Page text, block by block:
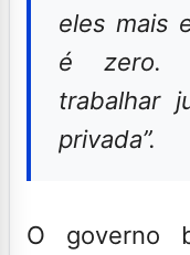
eles mais
é zero.
trabalhar
privada”.
O governo